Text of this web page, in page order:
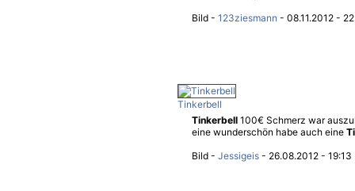
Bild - 123ziesmann - 08.11.2012 -
Tinkerbell
Tinkerbell 100€ Schmerz war
eine wunderschön habe auch eine
Bild - Jessigeis - 26.08.2012 - 19:13